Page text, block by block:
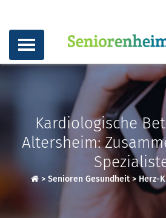
Kardiologische
Altersheim:
> Senioren Gesundheit> Herz-